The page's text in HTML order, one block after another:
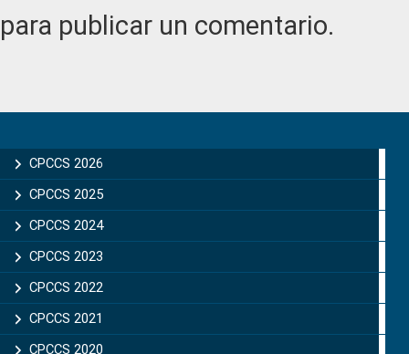
para publicar un comentario.
Sidebar
CPCCS 2026
CPCCS 2025
CPCCS 2024
CPCCS 2023
CPCCS 2022
CPCCS 2021
CPCCS 2020